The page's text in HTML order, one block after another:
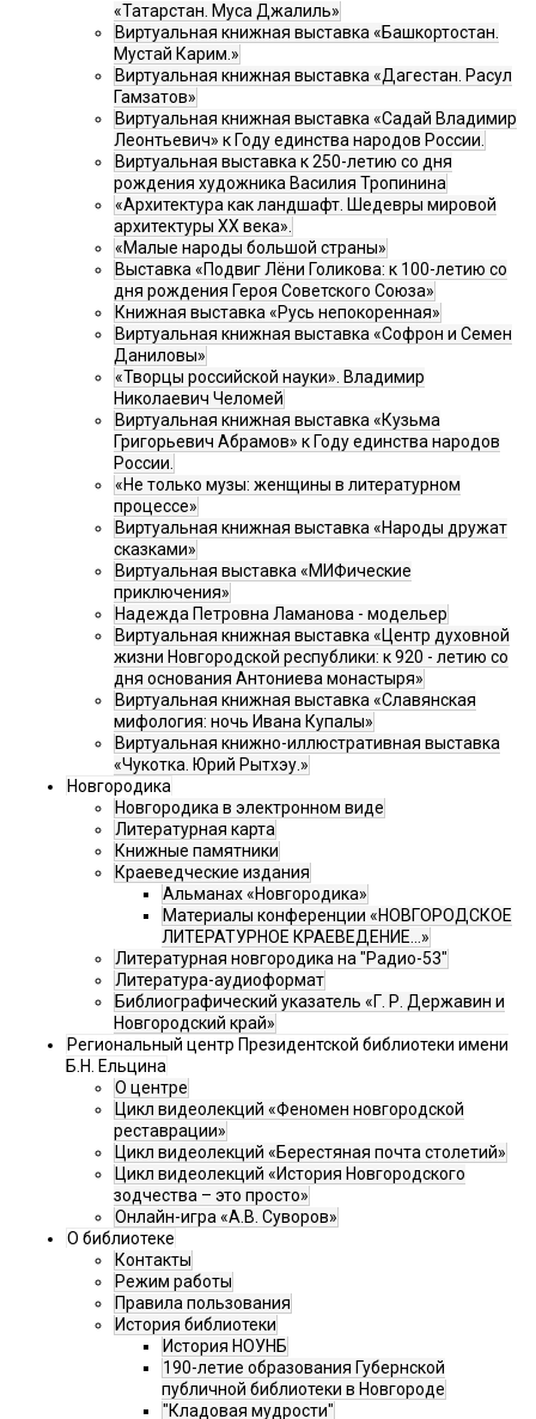
«Татарстан. Муса Джалиль»
Виртуальная книжная выставка «Башкортостан.
Мустай Карим.»
Виртуальная книжная выставка «Дагестан. Расул
Гамзатов»
Виртуальная книжная выставка «Садай Владимир
Леонтьевич» к Году единства народов России.
Виртуальная выставка к 250-летию со дня
рождения художника Василия Тропинина
«Архитектура как ландшафт. Шедевры мировой
архитектуры XX века».
«Малые народы большой страны»
Выставка «Подвиг Лёни Голикова: к 100-летию со
дня рождения Героя Советского Союза»
Книжная выставка «Русь непокоренная»
Виртуальная книжная выставка «Софрон и Семен
Даниловы»
«Творцы российской науки». Владимир
Николаевич Челомей
Виртуальная книжная выставка «Кузьма
Григорьевич Абрамов» к Году единства народов
России.
«Не только музы: женщины в литературном
процессе»
Виртуальная книжная выставка «Народы дружат
сказками»
Виртуальная выставка «МИФические
приключения»
Надежда Петровна Ламанова - модельер
Виртуальная книжная выставка «Центр духовной
жизни Новгородской республики: к 920 - летию со
дня основания Антониева монастыря»
Виртуальная книжная выставка «Славянская
мифология: ночь Ивана Купалы»
Виртуальная книжно-иллюстративная выставка
«Чукотка. Юрий Рытхэу.»
Новгородика
Новгородика в электронном виде
Литературная карта
Книжные памятники
Краеведческие издания
Альманах «Новгородика»
Материалы конференции «НОВГОРОДСКОЕ
ЛИТЕРАТУРНОЕ КРАЕВЕДЕНИЕ...»
Литературная новгородика на "Радио-53"
Литература-аудиоформат
Библиографический указатель «Г. Р. Державин и
Новгородский край»
Региональный центр Президентской библиотеки имени
Б.Н. Ельцина
О центре
Цикл видеолекций «Феномен новгородской
реставрации»
Цикл видеолекций «Берестяная почта столетий»
Цикл видеолекций «История Новгородского
зодчества – это просто»
Онлайн-игра «А.В. Суворов»
О библиотеке
Контакты
Режим работы
Правила пользования
История библиотеки
История НОУНБ
190-летие образования Губернской
публичной библиотеки в Новгороде
"Кладовая мудрости"